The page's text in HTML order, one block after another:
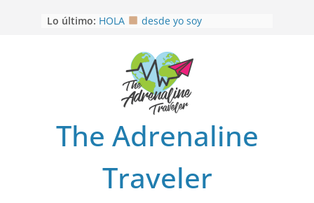
Lo último: HOLA
desde yo soy
EL SENDERO DEL CACAO: Excelente
opción
HOSPEDAJE AL NATURALSHH !!
OTRA PERSPECTIVA de RÍO EL
MULITO!
The Adrenaline
Traveler